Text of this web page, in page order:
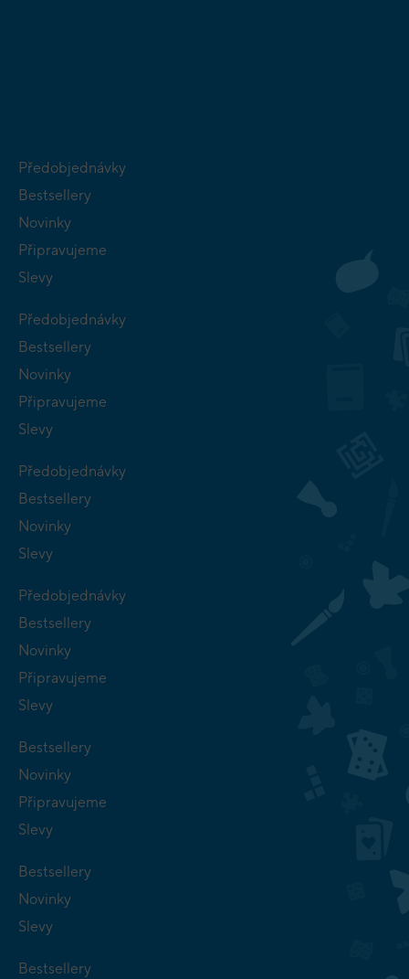
Předobjednávky
Bestsellery
Novinky
Připravujeme
Slevy
Předobjednávky
Bestsellery
Novinky
Připravujeme
Slevy
Předobjednávky
Bestsellery
Novinky
Slevy
Předobjednávky
Bestsellery
Novinky
Připravujeme
Slevy
Bestsellery
Novinky
Připravujeme
Slevy
Bestsellery
Novinky
Slevy
Bestsellery